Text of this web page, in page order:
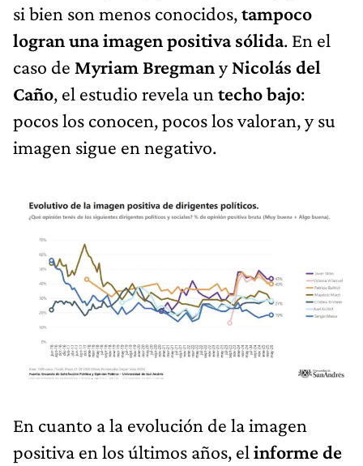
si bien son menos conocidos,tampoco
logran una imagen positiva sólida. En el
caso de Myriam BregmanyNicolás del
Caño, el estudio revela un techo bajo:
pocos los conocen, pocos los valoran, y su
imagen sigue en negativo.
En cuanto a la evolución de la imagen
positiva en los últimos años, el informe de